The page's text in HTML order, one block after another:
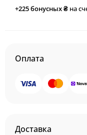
+225бонусных ₴ на
Оплата
Доставка